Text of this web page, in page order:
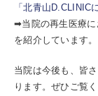
「北青山D.CLINIC
➡当院の再生医療に
を紹介しています。
当院は今後も、皆
ります。ぜひご覧く